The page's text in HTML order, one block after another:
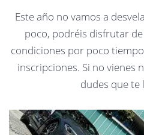
Este año no vamos a
poco, podréis disfrutar
condiciones por poco
inscripciones. Si no vienes
dudes que te